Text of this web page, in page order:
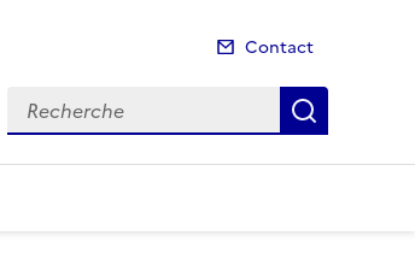
Contact
Recherche